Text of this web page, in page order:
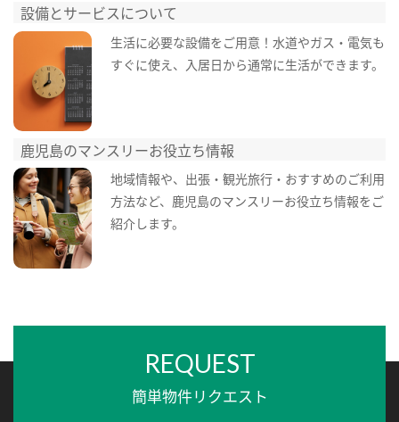
設備とサービスについて
生活に必要な設備をご用意！水道やガス・電気も
すぐに使え、入居日から通常に生活ができます。
鹿児島のマンスリーお役立ち情報
地域情報や、出張・観光旅行・おすすめのご利用
方法など、鹿児島のマンスリーお役立ち情報をご
紹介します。
REQUEST
簡単物件リクエスト